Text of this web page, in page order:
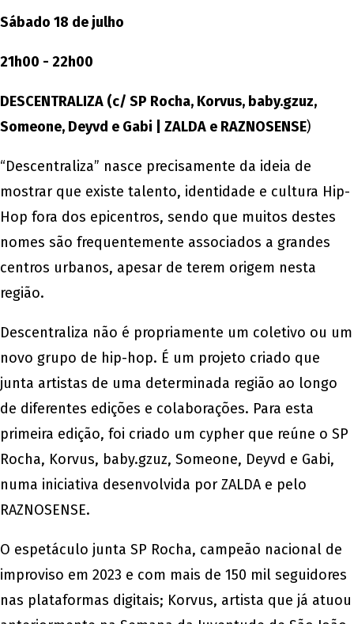
Sábado 18 de julho
21h00 - 22h00
DESCENTRALIZA (c/ SP Rocha, Korvus, baby.gzuz,
Someone, Deyvd e Gabi | ZALDA e RAZNOSENSE)
“Descentraliza” nasce precisamente da ideia de
mostrar que existe talento, identidade e cultura Hip-
Hop fora dos epicentros, sendo que muitos destes
nomes são frequentemente associados a grandes
centros urbanos, apesar de terem origem nesta
região.
Descentraliza não é propriamente um coletivo ou um
novo grupo de hip-hop. É um projeto criado que
junta artistas de uma determinada região ao longo
de diferentes edições e colaborações. Para esta
primeira edição, foi criado um cypher que reúne o SP
Rocha, Korvus, baby.gzuz, Someone, Deyvd e Gabi,
numa iniciativa desenvolvida por ZALDA e pelo
RAZNOSENSE.
O espetáculo junta SP Rocha, campeão nacional de
improviso em 2023 e com mais de 150 mil seguidores
nas plataformas digitais; Korvus, artista que já atuou